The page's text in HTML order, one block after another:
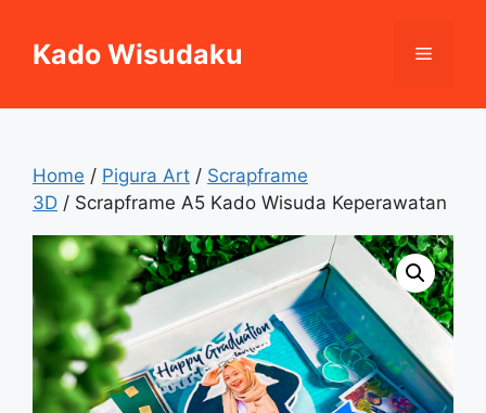
contentKado Wisudaku Menu
Home / Pigura Art / Scrapframe
3D / Scrapframe A5 Kado Wisuda Keperawatan